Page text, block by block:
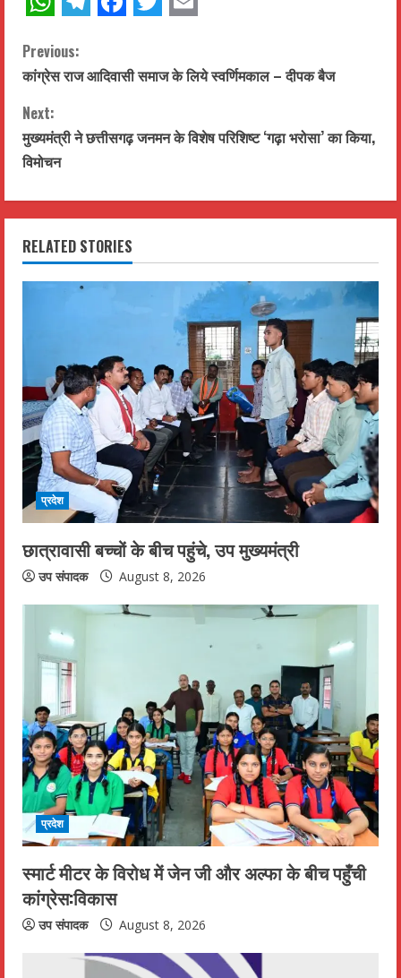
C
o
n
t
i
n
u
e
a
d
i
n
g
Previous:
कांग्रेस राज आदिवासी समाज के लिये स्वर्णिमकाल – दीपक बैज
Next:
मुख्यमंत्री ने छत्तीसगढ़ जनमन के विशेष परिशिष्ट ‘गढ़ा भरोसा’ का किया,
विमोचन
RELATED STORIES
प्रदेश
छात्रावासी बच्चों के बीच पहुंचे, उप मुख्यमंत्री
उप संपादक August 8, 2026
प्रदेश
स्मार्ट मीटर के विरोध में जेन जी और अल्फा के बीच पहुँची
कांग्रेस:विकास
उप संपादक August 8, 2026